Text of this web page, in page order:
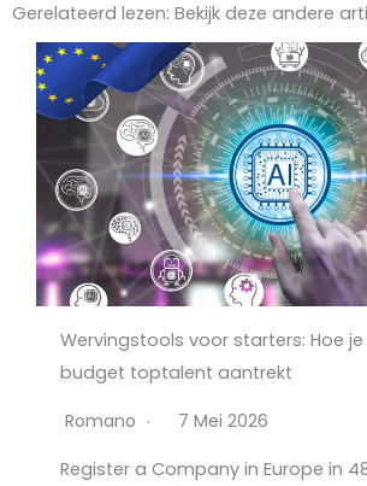
Gerelateerd lezen: Bekijk deze andere
Wervingstools voor starters: Hoe
budget toptalent aantrekt
Romano
7 Mei 2026
Register a Company in Europe in